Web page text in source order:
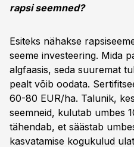
rapsi seemned?
Esiteks nähakse
seeme investeering. Mida
algfaasis, seda suuremat
pealt võib oodata.
60-80 EUR/ha. Talunik,
seemneid, kulutab umbes
tähendab, et säästab
kasvatamise kogukulud